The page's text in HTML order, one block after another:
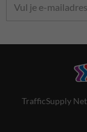
TrafficSupply